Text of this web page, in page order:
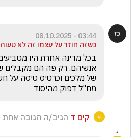
03:44 - 08.10.2025
כשזה חוזר על עצמו זה לא טעות
מח"ל דפוק מהיסוד
קים ד הגיב/ה תגובה אחת